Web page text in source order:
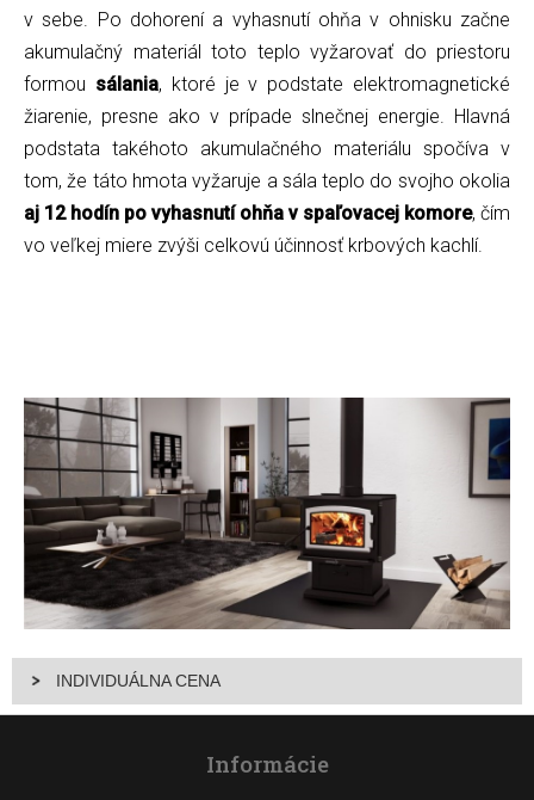
v sebe. Po dohorení a vyhasnutí ohňa v ohnisku začne
akumulačný materiál toto teplo vyžarovať do priestoru
formou sálania, ktoré je v podstate elektromagnetické
žiarenie, presne ako v prípade slnečnej energie. Hlavná
podstata takéhoto akumulačného materiálu spočíva v
tom, že táto hmota vyžaruje a sála teplo do svojho okolia
aj 12 hodín po vyhasnutí ohňa v spaľovacej komore, čím
vo veľkej miere zvýši celkovú účinnosť krbových kachlí.
INDIVIDUÁLNA CENA
Informácie